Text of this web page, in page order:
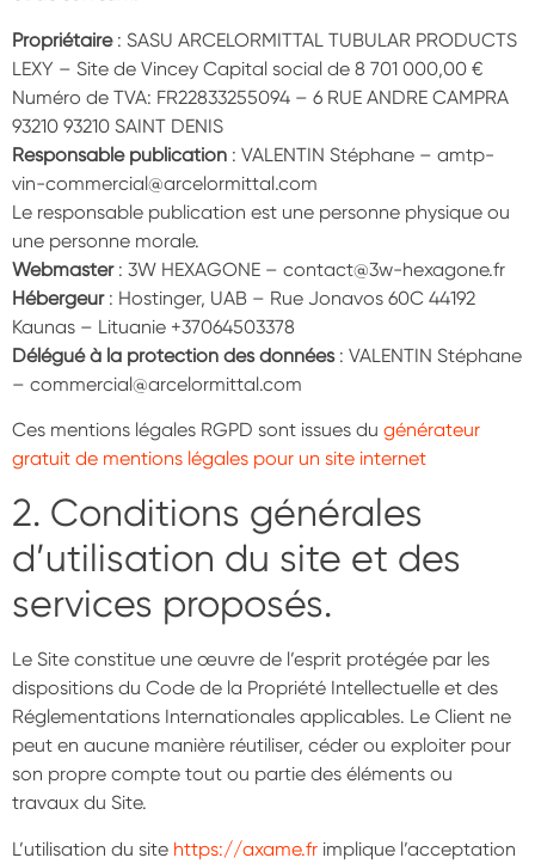
Propriétaire: SASU ARCELORMITTAL TUBULAR PRODUCTS
LEXY – Site de Vincey Capital social de 8 701 000,00 €
Numéro de TVA: FR22833255094 – 6 RUE ANDRE CAMPRA
93210 93210 SAINT DENIS
Responsable publication : VALENTIN Stéphane – amtp-
vin-commercial@arcelormittal.com
Le responsable publication est une personne physique ou
une personne morale.
Webmaster: 3W HEXAGONE – contact@3w-hexagone.fr
Hébergeur: Hostinger, UAB – Rue Jonavos 60C 44192
Kaunas – Lituanie +37064503378
Délégué à la protection des données: VALENTIN Stéphane
– commercial@arcelormittal.com
Ces mentions légales RGPD sont issues du générateur
gratuit de mentions légales pour un site internet
2. Conditions générales
d’utilisation du site et des
services proposés.
Le Site constitue une œuvre de l’esprit protégée par les
dispositions du Code de la Propriété Intellectuelle et des
Réglementations Internationales applicables. Le Client ne
peut en aucune manière réutiliser, céder ou exploiter pour
son propre compte tout ou partie des éléments ou
travaux du Site.
L’utilisation du site https://axame.fr implique l’acceptation